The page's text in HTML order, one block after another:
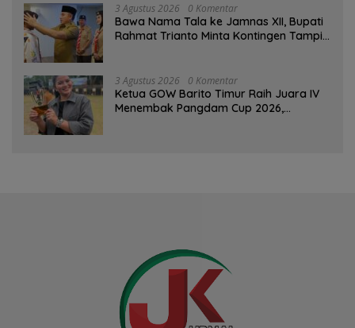
3 Agustus 2026 0 Komentar
Bawa Nama Tala ke Jamnas XII, Bupati
Rahmat Trianto Minta Kontingen Tampil
3 Agustus 2026 0 Komentar
Ketua GOW Barito Timur Raih Juara IV
Menembak Pangdam Cup 2026,